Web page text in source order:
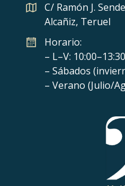
C/ Ramón J.
Alcañiz, Teruel
Horario:
– L–V:
– Sábados
– Verano (Julio/